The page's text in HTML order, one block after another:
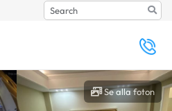
Search
Se alla foton